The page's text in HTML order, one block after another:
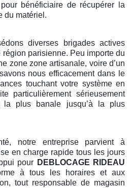
bénéficiaire de récupérer la
du matériel.
diverses brigades actives
parisienne. Peu importe du
zone zone artisanale, voire d’un
nous efficacement dans le
touchant votre système en
particulièrement sérieusement
la plus banale jusqu’à la plus
notre entreprise parvient à
en charge rapide tous les jours
pour DEBLOCAGE RIDEAU
à tous les horaires et aux
tout responsable de magasin